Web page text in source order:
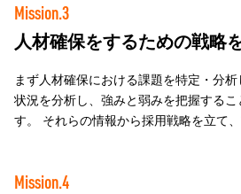
Mission.3
人材確保をするための戦略
まず人材確保における課題を特定・分
状況を分析し、強みと弱みを把握する
す。 それらの情報から採用戦略を立て、
Mission.4